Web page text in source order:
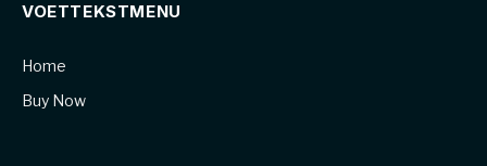
VOETTEKSTMENU
Home
Buy Now